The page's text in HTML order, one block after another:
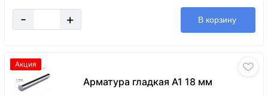
- + В корзину
Арматура гладкая А1 18 мм
Акция